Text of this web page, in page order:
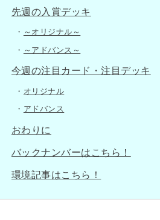
先週の入賞デッキ
～オリジナル～
～アドバンス～
今週の注目カード・注目デッキ
オリジナル
アドバンス
おわりに
バックナンバーはこちら！
環境記事はこちら！